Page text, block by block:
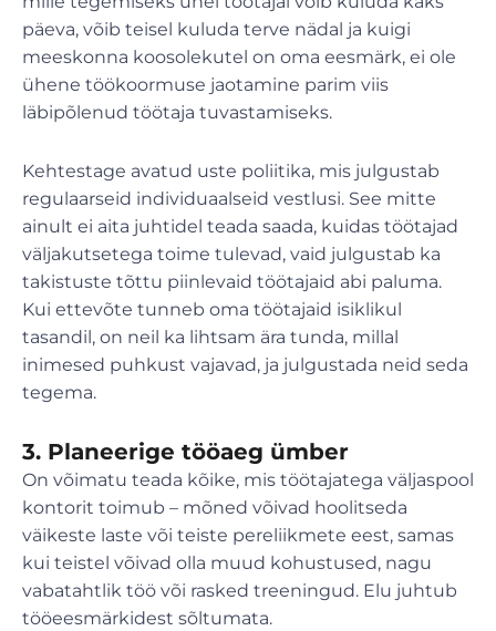
päeva, võib teisel kuluda terve nädal ja kuigi
meeskonna koosolekutel on oma eesmärk, ei ole
ühene töökoormuse jaotamine parim viis
läbipõlenud töötaja tuvastamiseks.
Kehtestage avatud uste poliitika, mis julgustab
regulaarseid individuaalseid vestlusi. See mitte
ainult ei aita juhtidel teada saada, kuidas töötajad
väljakutsetega toime tulevad, vaid julgustab ka
takistuste tõttu piinlevaid töötajaid abi paluma.
Kui ettevõte tunneb oma töötajaid isiklikul
tasandil, on neil ka lihtsam ära tunda, millal
inimesed puhkust vajavad, ja julgustada neid seda
tegema.
3. Planeerige tööaeg ümber
On võimatu teada kõike, mis töötajatega väljaspool
kontorit toimub – mõned võivad hoolitseda
väikeste laste või teiste pereliikmete eest, samas
kui teistel võivad olla muud kohustused, nagu
vabatahtlik töö või rasked treeningud. Elu juhtub
tööeesmärkidest sõltumata.